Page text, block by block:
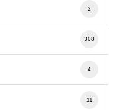
2
308
4
11